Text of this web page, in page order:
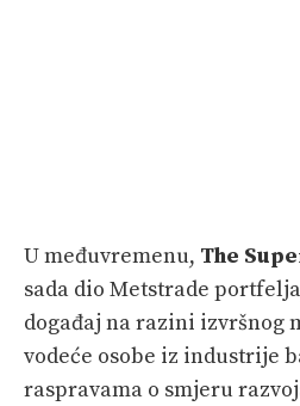
U međuvremenu, The
sada dio Metstrade
događaj na razini izvršnog
vodeće osobe iz industrije
raspravama o smjeru